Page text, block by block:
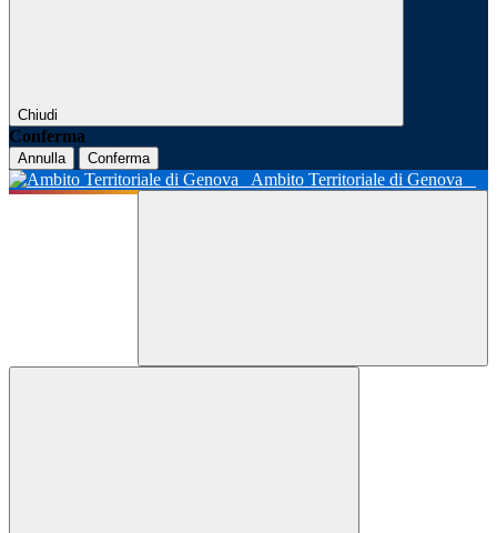
Chiudi
Conferma
Annulla Conferma
Ambito Territoriale di Genova